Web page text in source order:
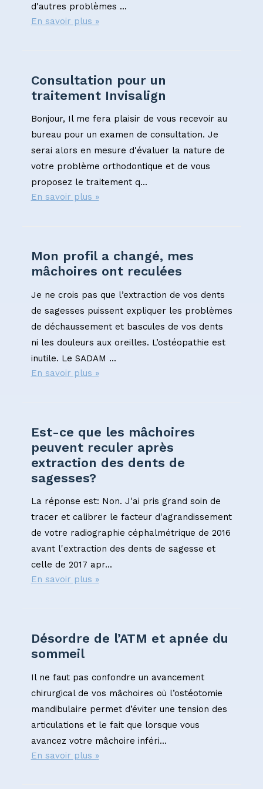
d'autres problèmes ...
En savoir plus »
Consultation pour un
traitement Invisalign
Bonjour, Il me fera plaisir de vous recevoir au
bureau pour un examen de consultation. Je
serai alors en mesure d'évaluer la nature de
votre problème orthodontique et de vous
proposez le traitement q...
En savoir plus »
Mon profil a changé, mes
mâchoires ont reculées
Je ne crois pas que l’extraction de vos dents
de sagesses puissent expliquer les problèmes
de déchaussement et bascules de vos dents
ni les douleurs aux oreilles. L’ostéopathie est
inutile. Le SADAM ...
En savoir plus »
Est-ce que les mâchoires
peuvent reculer après
extraction des dents de
sagesses?
La réponse est: Non. J'ai pris grand soin de
tracer et calibrer le facteur d'agrandissement
de votre radiographie céphalmétrique de 2016
avant l'extraction des dents de sagesse et
celle de 2017 apr...
En savoir plus »
Désordre de l’ATM et apnée du
sommeil
Il ne faut pas confondre un avancement
chirurgical de vos mâchoires où l’ostéotomie
mandibulaire permet d’éviter une tension des
articulations et le fait que lorsque vous
avancez votre mâchoire inféri...
En savoir plus »